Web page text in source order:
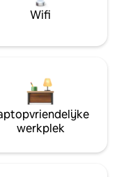
Wifi
werkplek